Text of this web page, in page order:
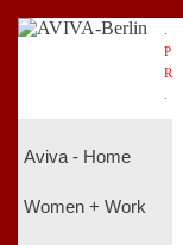
P
R
Aviva - Home
Women + Work